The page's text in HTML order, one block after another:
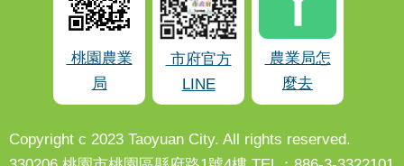
桃園農業
局
市府官方
LINE
農業局怎
麼去
Copyright c 2023 Taoyuan City. All rights reserved.